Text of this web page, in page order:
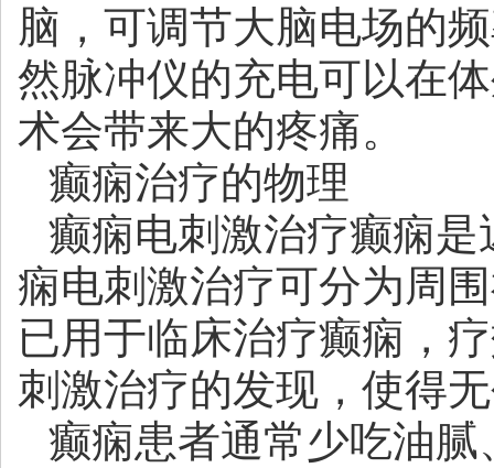
脑，可调节大脑电场的
然脉冲仪的充电可以在
术会带来大的疼痛。
癫痫治疗的物理
癫痫电刺激治疗癫痫
痫电刺激治疗可分为周
已用于临床治疗癫痫，
刺激治疗的发现，使得
癫痫患者通常少吃油